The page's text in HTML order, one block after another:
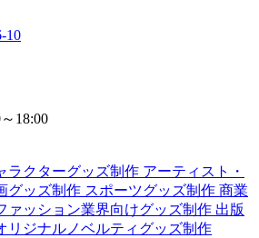
10
18:00
ラクターグッズ制作 アーティスト・
グッズ制作 スポーツグッズ制作 商業
ァッション業界向けグッズ制作 出版
リジナルノベルティグッズ制作